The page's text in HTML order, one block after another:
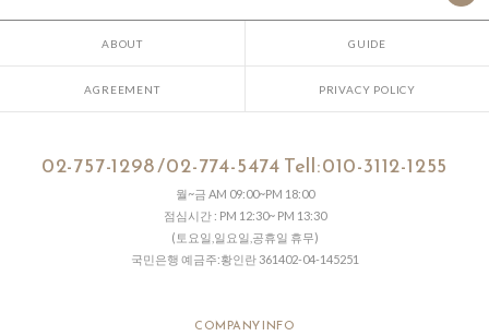
ABOUT GUIDE
AGREEMENT PRIVACY POLICY
02-757-1298 /02-774-5474 Tell:010-3112-1255
월~금 AM 09:00~PM 18:00
점심시간 : PM 12:30~ PM 13:30
(토요일,일요일,공휴일 휴무)
국민은행 예금주:황인란 361402-04-145251
COMPANY INFO